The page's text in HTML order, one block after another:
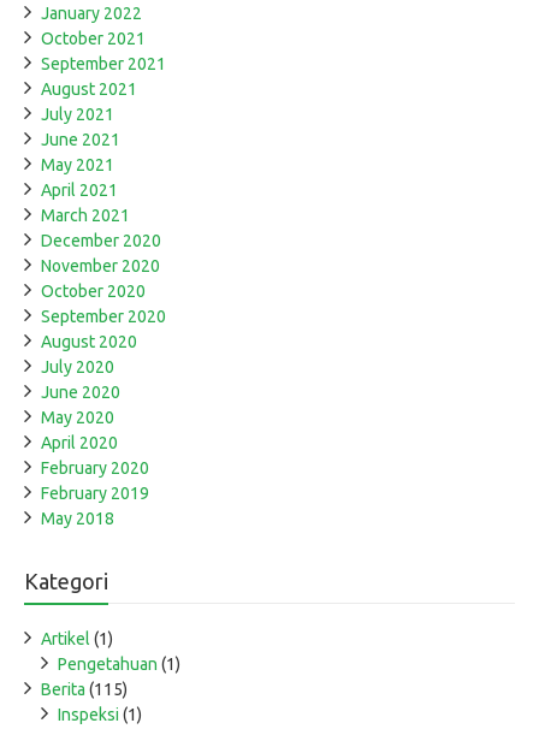
January 2022
October 2021
September 2021
August 2021
July 2021
June 2021
May 2021
April 2021
March 2021
December 2020
November 2020
October 2020
September 2020
August 2020
July 2020
June 2020
May 2020
April 2020
February 2020
February 2019
May 2018
Kategori
Artikel (1)
Pengetahuan (1)
Berita (115)
Inspeksi (1)